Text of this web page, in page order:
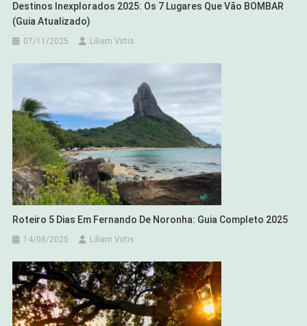
Destinos Inexplorados 2025: Os 7 Lugares Que Vão BOMBAR
(Guia Atualizado)
07/11/2025 Liliam Virtis
Roteiro 5 Dias Em Fernando De Noronha: Guia Completo 2025
14/08/2025 Liliam Virtis